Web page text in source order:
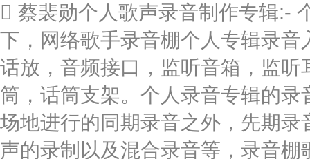
 蔡裴勋个人歌声录音制作专辑:-
下，网络歌手录音棚个人专辑录
话放，音频接口，监听音箱，监
筒，话筒支架。个人录音专辑的
场地进行的同期录音之外，先期
声的录制以及混合录音等，录音